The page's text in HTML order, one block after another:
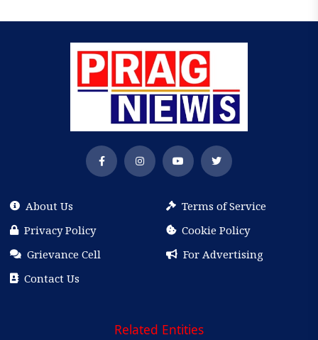
About Us
Terms of Service
Privacy Policy
Cookie Policy
Grievance Cell
For Advertising
Contact Us
Related Entities